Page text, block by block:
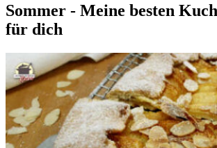
Sommer - Meine besten
für dich